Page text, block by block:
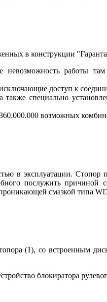
в конструкции
работы
доступ к
специально
возможных
в эксплуатации.
послужить
смазкой типа
(1), со встроенным